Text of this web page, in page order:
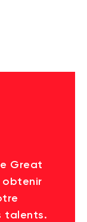
Great
obtenir
talents.